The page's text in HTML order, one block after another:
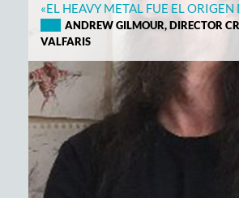
«EL HEAVY METAL FUE EL ORIGEN
ANDREW GILMOUR, DIRECTOR
VALFARIS